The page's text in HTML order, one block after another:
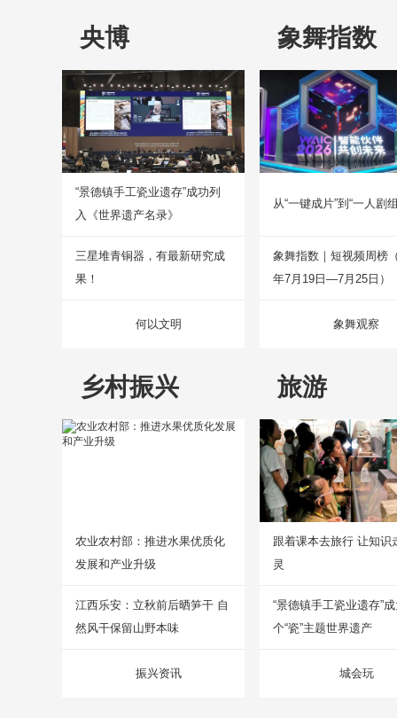
央博
“景德镇手工瓷业遗存”成功列
入《世界遗产名录》
三星堆青铜器，有最新研究成
果！
何以文明
象舞指数
从“一键成片”到“一人剧
象舞指数｜短视频周榜
年7月19日—7月25日）
象舞观察
乡村振兴
农业农村部：推进水果优质化
发展和产业升级
江西乐安：立秋前后晒笋干 自
然风干保留山野本味
振兴资讯
旅游
跟着课本去旅行 让知识
灵
“景德镇手工瓷业遗存”
个“瓷”主题世界遗产
城会玩